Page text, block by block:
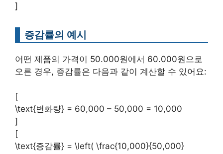
]
증감률의 예시
어떤 제품의 가격이 50.000원에서 60.000원으로
오른 경우, 증감률은 다음과 같이 계산할 수 있어요:
[
\text{변화량} = 60,000 – 50,000 = 10,000
]
[
\text{증감률} = \left( \frac{10,000}{50,000}